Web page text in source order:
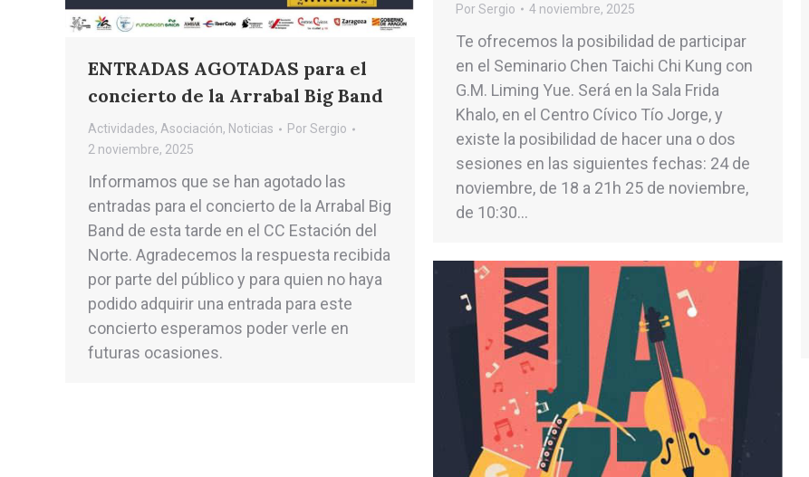
PorSergio 4 noviembre, 2025
Te ofrecemos la posibilidad de participar
en el Seminario Chen Taichi Chi Kung con
G.M. Liming Yue. Será en la Sala Frida
Khalo, en el Centro Cívico Tío Jorge, y
existe la posibilidad de hacer una o dos
sesiones en las siguientes fechas: 24 de
noviembre, de 18 a 21h 25 de noviembre,
de 10:30…
ENTRADAS AGOTADAS para el
concierto de la Arrabal Big Band
Actividades, Asociación, Noticias PorSergio
2 noviembre, 2025
Informamos que se han agotado las
entradas para el concierto de la Arrabal Big
Band de esta tarde en el CC Estación del
Norte. Agradecemos la respuesta recibida
por parte del público y para quien no haya
podido adquirir una entrada para este
concierto esperamos poder verle en
futuras ocasiones.